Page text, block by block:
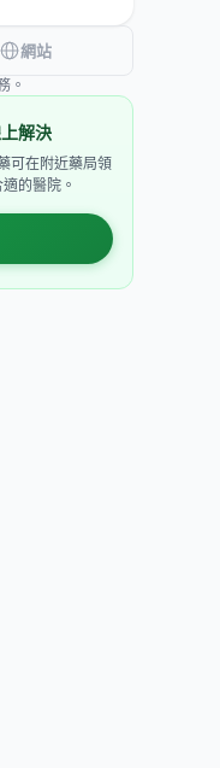
網站
。
解決
可在附近藥局領
的醫院。